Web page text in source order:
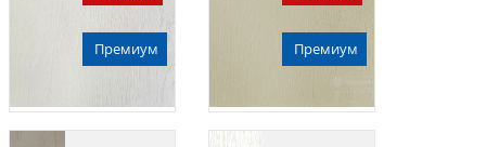
Премиум Премиум